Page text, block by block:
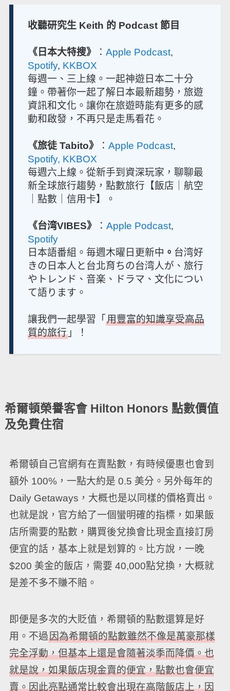
收聽研究生 Keith 的 Podcast 節目
《日本大特搜》 ：Apple Podcast,
Spotify, KKBOX
每週一、三上線。一起神遊日本二十分
鐘。帶著你一起了解日本最新趨勢，旅遊
資訊和文化。讓你在旅遊時能有更多的感
動和啟發，不再只是走馬看花。
《旅徒 Tabito》 ：Apple Podcast,
Spotify, KKBOX
每週六上線。從新手到資深玩家，聊聊最
新全球旅行趨勢，點數旅行【飯店｜航空
｜點數｜信用卡】。
《台湾VIBES》 ：Apple Podcast,
Spotify
日本語番組。毎週木曜日更新中 。 台湾好
きの日本人と台北育ちの台湾人が、旅行
やトレンド、音楽、ドラマ、文化につい
て語ります。
讓我們一起學習「用豐富的知識享受高品
質的旅行 」！
希爾頓榮譽客會 Hilton Honors 點數價值
及免費住宿
希爾頓自己官網有在賣點數，有時候優惠也會到
額外 100%，一點大約是 0.5 美分。另外每年的
Daily Getaways，大概也是以同樣的價格賣出。
也就是說，官方給了一個蠻明確的指標，如果飯
店所需要的點數，購買後兌換會比現金直接訂房
便宜的話，基本上就是划算的。比方說，一晚
$200 美金的飯店，需要 40,000點兌換，大概就
是差不多不賺不賠。
即便是多次的大貶值，希爾頓的點數還算是好
用。不過因為希爾頓的點數雖然不像是萬豪那樣
完全浮動，但基本上還是會隨著淡季而降價。也
就是說，如果飯店現金賣的便宜，點數也會便宜
賣。因此亮點通常比較會出現在高階飯店上，因